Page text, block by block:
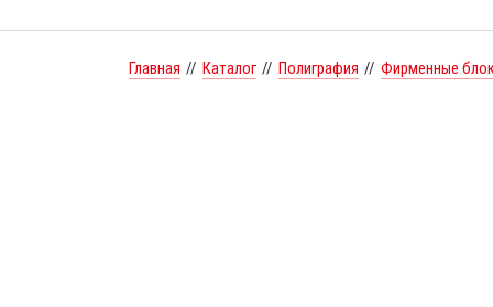
Главная // Каталог // Полиграфия // Фирменные